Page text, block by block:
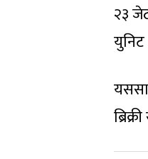
२३